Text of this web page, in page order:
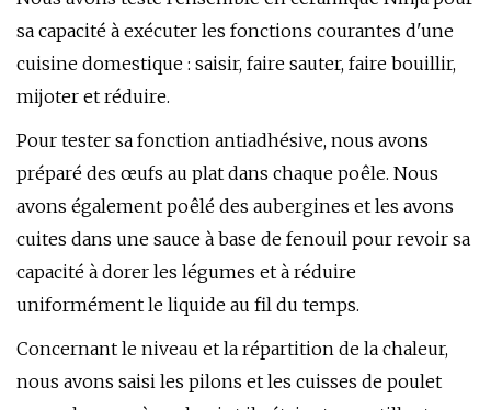
sa capacité à exécuter les fonctions courantes d'une
cuisine domestique : saisir, faire sauter, faire bouillir,
mijoter et réduire.
Pour tester sa fonction antiadhésive, nous avons
préparé des œufs au plat dans chaque poêle. Nous
avons également poêlé des aubergines et les avons
cuites dans une sauce à base de fenouil pour revoir sa
capacité à dorer les légumes et à réduire
uniformément le liquide au fil du temps.
Concernant le niveau et la répartition de la chaleur,
nous avons saisi les pilons et les cuisses de poulet